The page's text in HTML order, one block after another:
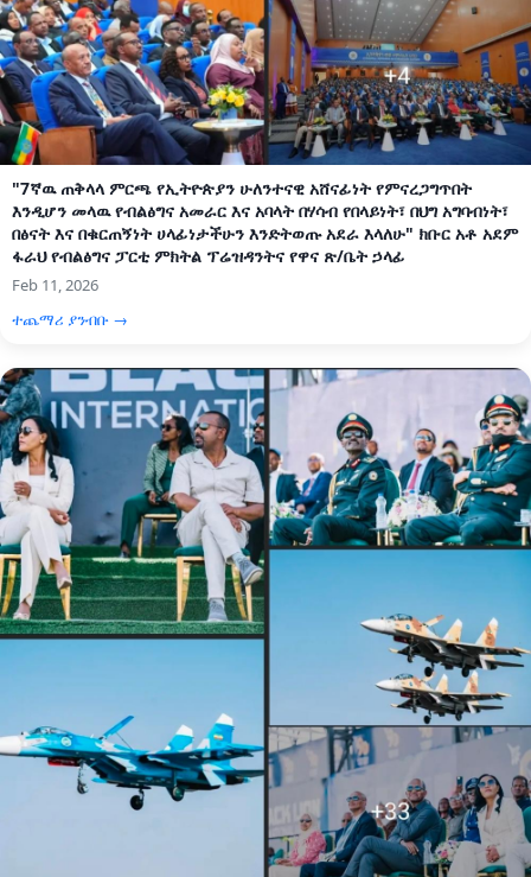
"7ኛዉ ጠቅላላ ምርጫ የኢትዮጵያን ሁለንተናዊ አሸናፊነት የምናረጋግጥበት
እንዲሆን መላዉ የብልፅግና አመራር እና አባላት በሃሳብ የበላይነት፣ በህግ አግባብነት፣
በፅናት እና በቁርጠኝነት ሀላፊነታችሁን እንድትወጡ አደራ እላለሁ" ክቡር አቶ አደም
ፋራህ የብልፅግና ፓርቲ ምክትል ፕሬዝዳንትና የዋና ጽ/ቤት ኃላፊ
Feb 11, 2026
ተጨማሪ ያንብቡ →